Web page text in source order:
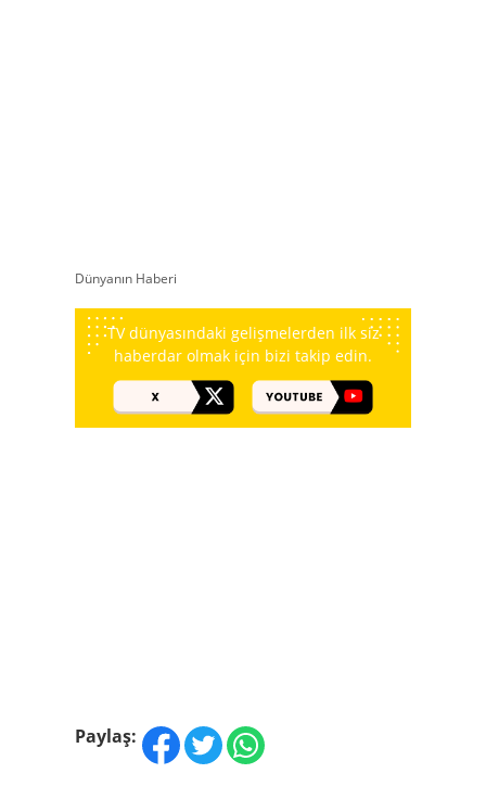
Dünyanın Haberi
TV dünyasındaki gelişmelerden ilk siz
haberdar olmak için bizi takip edin.
Paylaş: